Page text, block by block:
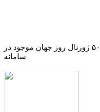
دسترسی یکساله به بیش از ۵۰۰ ژورنال روز جهان موجود در
سامانه